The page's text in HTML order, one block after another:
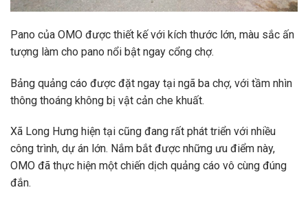
Pano của OMO được thiết kế với kích thước lớn, màu sắc ấn
tượng làm cho pano nổi bật ngay cổng chợ.
Bảng quảng cáo được đặt ngay tại ngã ba chợ, với tầm nhìn
thông thoáng không bị vật cản che khuất.
Xã Long Hưng hiện tại cũng đang rất phát triển với nhiều
công trình, dự án lớn. Nắm bắt được những ưu điểm này,
OMO đã thực hiện một chiến dịch quảng cáo vô cùng đúng
đắn.